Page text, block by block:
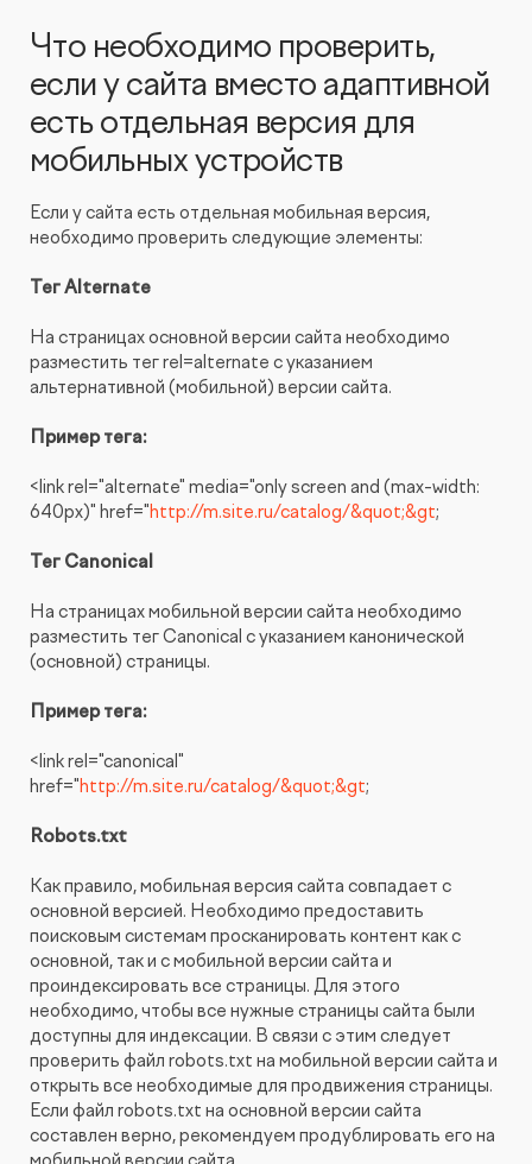
Что необходимо проверить,
если у сайта вместо адаптивной
есть отдельная версия для
мобильных устройств
Если у сайта есть отдельная мобильная версия,
необходимо проверить следующие элементы:
Тег Alternate
На страницах основной версии сайта необходимо
разместить тег rel=alternate с указанием
альтернативной (мобильной) версии сайта.
Пример тега:
<link rel="alternate" media="only screen and (max-width:
640px)" href="http://m.site.ru/catalog/&quot;&gt;
Тег Canonical
На страницах мобильной версии сайта необходимо
разместить тег Canonical с указанием канонической
(основной) страницы.
Пример тега:
<link rel="canonical"
href="http://m.site.ru/catalog/&quot;&gt;
Robots.txt
Как правило, мобильная версия сайта совпадает с
основной версией. Необходимо предоставить
поисковым системам просканировать контент как с
основной, так и с мобильной версии сайта и
проиндексировать все страницы. Для этого
необходимо, чтобы все нужные страницы сайта были
доступны для индексации. В связи с этим следует
проверить файл robots.txt на мобильной версии сайта и
открыть все необходимые для продвижения страницы.
Если файл robots.txt на основной версии сайта
составлен верно, рекомендуем продублировать его на